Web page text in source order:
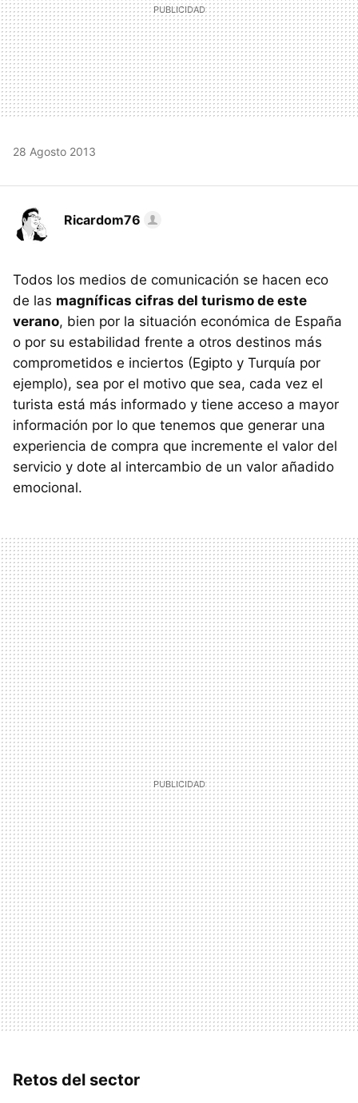
28 Agosto 2013
Ricardom76
Todos los medios de comunicación se hacen eco
de las magníficas cifras del turismo de este
verano, bien por la situación económica de España
o por su estabilidad frente a otros destinos más
comprometidos e inciertos (Egipto y Turquía por
ejemplo), sea por el motivo que sea, cada vez el
turista está más informado y tiene acceso a mayor
información por lo que tenemos que generar una
experiencia de compra que incremente el valor del
servicio y dote al intercambio de un valor añadido
emocional.
Retos del sector